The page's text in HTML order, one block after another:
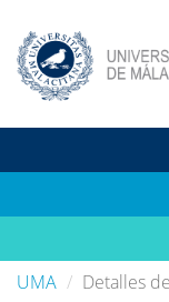
UMA
Detalles